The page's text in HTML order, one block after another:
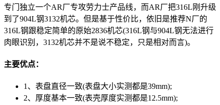
专门独立一个AR厂专攻劳力士产品线，而AR厂把316L刚升级
到了904L钢3132机芯。但是基于性价比，依旧是推荐N厂的
316L钢跟稳定简单的原始2836机芯(316L钢与904L钢无法进行
肉眼识别，3132机芯并不是说不稳定，只是相对而言)。
主要优点：
1、表盘直径一致(表盘大小实测都是39mm);
2、厚度基本一致(表壳厚度实测都是12.5mm);